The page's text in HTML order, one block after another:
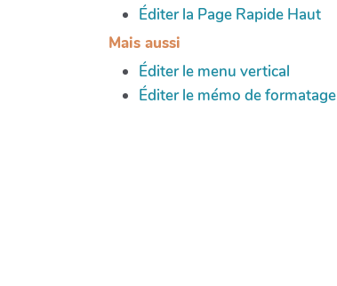
Éditer la Page Rapide Haut
Mais aussi
Éditer le menu vertical
Éditer le mémo de formatage